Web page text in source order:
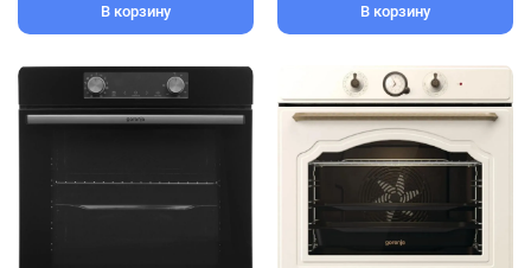
В корзину В корзину